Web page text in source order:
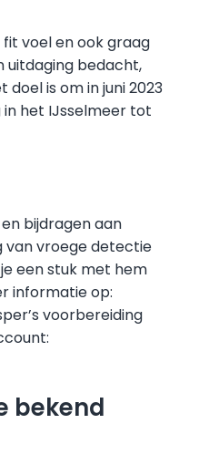
voel en ook graag
uitdaging bedacht,
is om in juni 2023
in het IJsselmeer tot
bijdragen aan
van vroege detectie
een stuk met hem
informatie op:
voorbereiding
bekend